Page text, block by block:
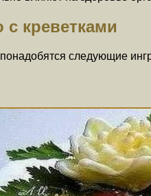
с креветками
следующие